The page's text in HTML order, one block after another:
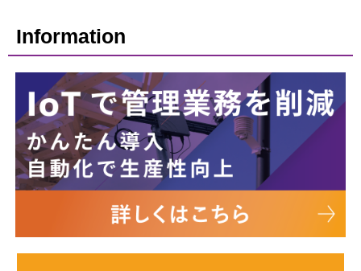
Information